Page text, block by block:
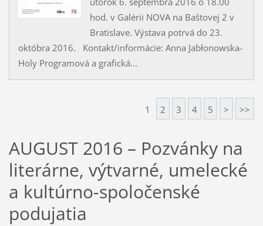
hod. v Galérii NOVA na Baštovej 2 v
Bratislave. Výstava potrvá do 23.
októbra 2016. Kontakt/informácie: Anna Jabłonowska-
Holy Programová a grafická...
1 2 3 4 5 > >>
AUGUST 2016 – Pozvánky na
literárne, výtvarné, umelecké
a kultúrno-spoločenské
podujatia